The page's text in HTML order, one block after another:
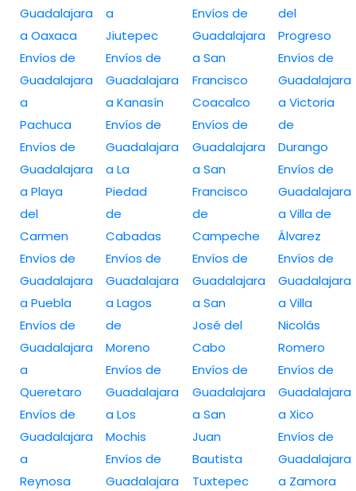
Guadalajara
a Oaxaca
Envíos de
Guadalajara
a
Pachuca
Envíos de
Guadalajara
a Playa
del
Carmen
Envíos de
Guadalajara
a Puebla
Envíos de
Guadalajara
a
Queretaro
Envíos de
Guadalajara
a
Reynosa
a
Jiutepec
Envíos de
Guadalajara
a Kanasín
Envíos de
Guadalajara
a La
Piedad
de
Cabadas
Envíos de
Guadalajara
a Lagos
de
Moreno
Envíos de
Guadalajara
a Los
Mochis
Envíos de
Guadalajara
Envíos de
Guadalajara
a San
Francisco
Coacalco
Envíos de
Guadalajara
a San
Francisco
de
Campeche
Envíos de
Guadalajara
a San
José del
Cabo
Envíos de
Guadalajara
a San
Juan
Bautista
Tuxtepec
del
Progreso
Envíos de
Guadalajara
a Victoria
de
Durango
Envíos de
Guadalajara
a Villa de
Álvarez
Envíos de
Guadalajara
a Villa
Nicolás
Romero
Envíos de
Guadalajara
a Xico
Envíos de
Guadalajara
a Zamora